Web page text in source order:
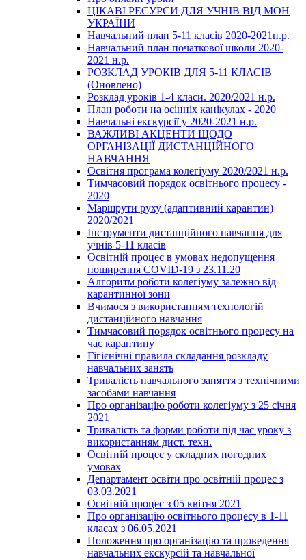
ЦІКАВІ РЕСУРСИ ДЛЯ УЧНІВ ВІД МОН
УКРАЇНИ
Навчальний план 5-11 класів 2020-2021н.р.
Навчальний план початкової школи 2020-
2021 н.р.
РОЗКЛАД УРОКІВ ДЛЯ 5-11 КЛАСІВ
(Оновлено)
Розклад уроків 1-4 класи. 2020/2021 н.р.
План роботи на осінніх канікулах - 2020
Навчальні екскурсії у 2020-2021 н.р.
ВАЖЛИВІ АКЦЕНТИ ЩОДО
ОРГАНІЗАЦІЇ ДИСТАНЦІЙНОГО
НАВЧАННЯ
Освітня програма колегіуму 2020/2021 н.р.
Тимчасовий порядок освітнього процесу -
2020
Маршрути руху (адаптивний карантин)
2020/2021
Інструменти дистанційного навчання для
учнів 5-11 класів
Освітній процес в умовах недопущення
поширення COVID-19 з 23.11.20
Алгоритм роботи колегіуму залежно від
карантинної зони
Вчимося з використанням технологій
дистанційного навчання
Тимчасовий порядок освітнього процесу на
час карантину
Гігієнічні правила складання розкладу
навчальних занять
Тривалість навчального заняття з технічними
засобами навчання
Про організацію роботи колегіуму з 25 січня
2021
Тривалість та форми роботи під час уроку з
використанням дист. техн.
Освітній процес у складних погодних
умовах
Департамент освіти про освітній процес з
03.03.2021
Освітній процес з 05 квітня 2021
Про організацію освітнього процесу в 1-11
класах з 06.05.2021
Положення про організацію та проведення
навчальних екскурсій та навчальної